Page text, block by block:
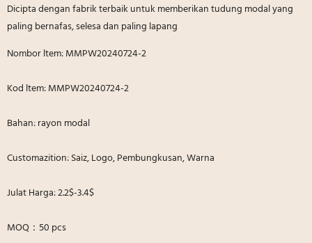
Dicipta dengan fabrik terbaik untuk memberikan tudung modal yang
paling bernafas, selesa dan paling lapang
Nombor ltem: MMPW20240724-2
Kod ltem: MMPW20240724-2
Bahan: rayon modal
Customazition: Saiz, Logo, Pembungkusan, Warna
Julat Harga: 2.2$-3.4$
MOQ：50 pcs